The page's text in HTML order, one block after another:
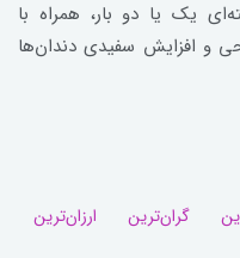
یک یا دو بار، همراه با
و افزایش سفیدی دندان‌ها
گران‌ترین ارزان‌ترین